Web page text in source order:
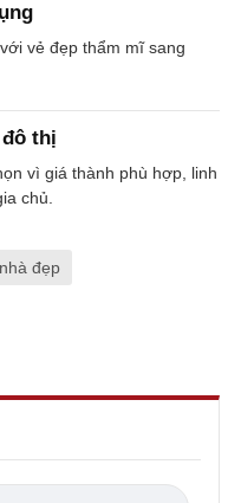
vẻ đẹp thẩm mĩ sang
thị
vì giá thành phù hợp, linh
chủ.
đẹp